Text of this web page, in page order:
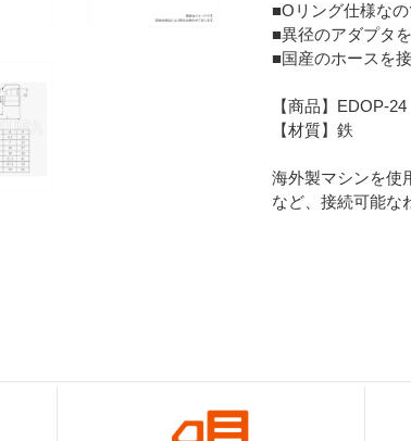
■Oリング仕様な
■異径のアダプタ
■国産のホースを
【商品】EDOP-
【材質】鉄
海外製マシンを使
など、接続可能な